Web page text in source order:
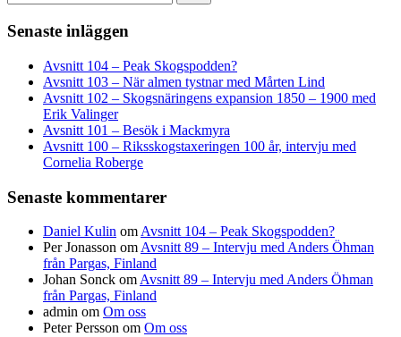
efter:
Senaste inläggen
Avsnitt 104 – Peak Skogspodden?
Avsnitt 103 – När almen tystnar med Mårten Lind
Avsnitt 102 – Skogsnäringens expansion 1850 – 1900 med
Erik Valinger
Avsnitt 101 – Besök i Mackmyra
Avsnitt 100 – Riksskogstaxeringen 100 år, intervju med
Cornelia Roberge
Senaste kommentarer
Daniel Kulin om Avsnitt 104 – Peak Skogspodden?
Per Jonasson om Avsnitt 89 – Intervju med Anders Öhman
från Pargas, Finland
Johan Sonck om Avsnitt 89 – Intervju med Anders Öhman
från Pargas, Finland
admin om Om oss
Peter Persson om Om oss